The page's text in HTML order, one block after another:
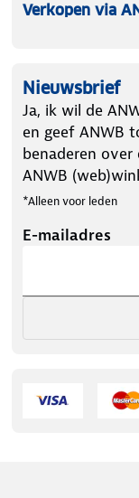
Verkopen via
Nieuwsbrief
Ja, ik wil de
en geef ANWB
benaderen
ANWB
*Alleen voor leden
E-mailadres